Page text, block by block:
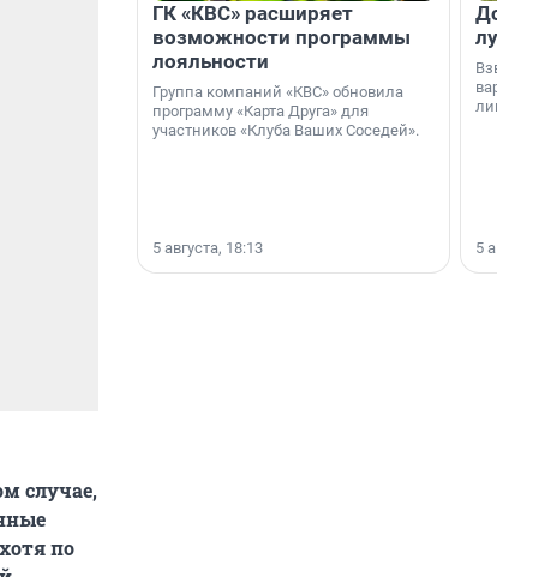
случае,
по
ГК «КВС» расширяет
возможности программы
лояльности
Группа компаний «КВС» обновила
программу «Карта Друга» для
участников «Клуба Ваших Соседей».
5 августа, 18:13
Дом
лучше
лишнего
5